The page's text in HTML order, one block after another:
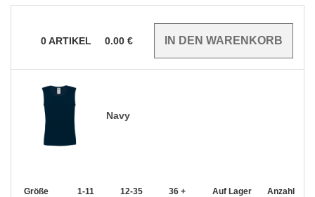
0ARTIKEL 0.00 €
Navy
Größe 1-11 12-35 36 + Auf Lager Anzahl